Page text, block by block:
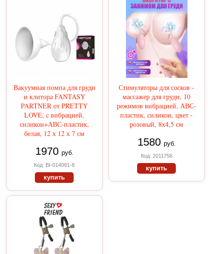
Вакуумная помпа для груди
и клитора FANTASY
PARTNER от PRETTY
LOVE, c вибрацией,
силикон+АВС-пластик,
белая, 12 х 12 х 7 см
1970 руб.
Код: BI-014091-8
купить
Стимуляторы для сосков -
массажер для груди, 10
режимов вибрацией, АВС-
пластик, силикон, цвет -
розовый, 8х4,5 см
1580 руб.
Код: 2011756
купить